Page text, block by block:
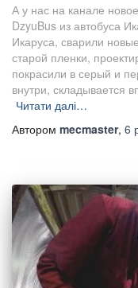
А у нас на канале
DzyuBus из автобуса
Икаруса, сварили
старой пленки,
покрасили в серый и
внутри, складывается
Читати далі…
Автором mecmaster, 6